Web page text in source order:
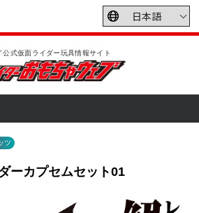
公式仮面ライダー玩具情報サイト
ツ
ーカプセムセット01